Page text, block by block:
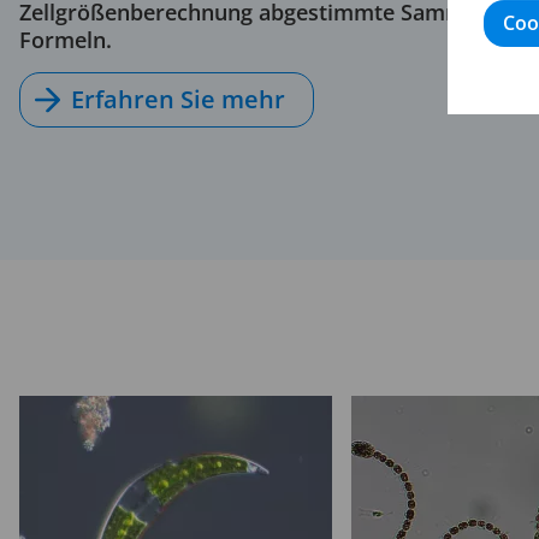
Zellgrößenberechnung abgestimmte Sammlung
Formeln.
Erfahren Sie mehr